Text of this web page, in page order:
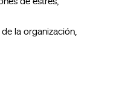
de estrés,
la organización,